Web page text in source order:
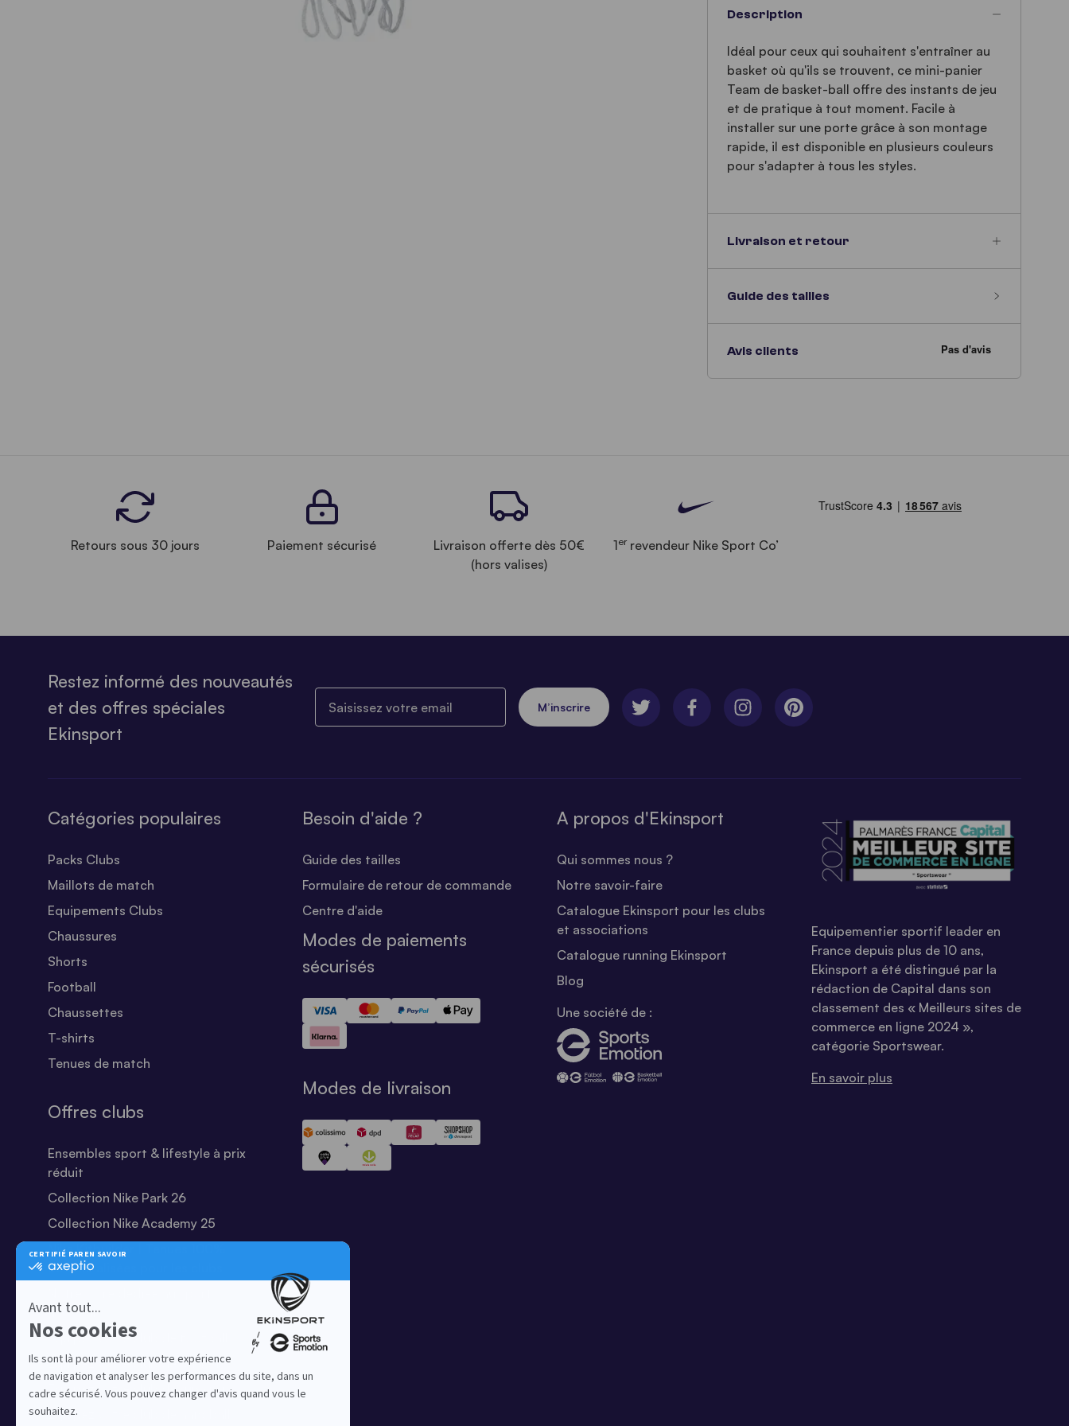
Description
Idéal pour ceux qui souhaitent s'entraîner au
basket où qu'ils se trouvent, ce mini-panier
Team de basket-ball offre des instants de jeu
et de pratique à tout moment. Facile à
installer sur une porte grâce à son montage
rapide, il est disponible en plusieurs couleurs
pour s'adapter à tous les styles.
Livraison et retour
Guide des tailles
Avis clients
Retours sous 30 jours Paiement sécurisé
Livraison offerte dès 50€
(hors valises)
1errevendeur Nike Sport Co’
Restez informé des nouveautés
et des offres spéciales
Ekinsport
M’inscrire
Catégories populaires
Packs Clubs
Maillots de match
Equipements Clubs
Chaussures
Shorts
Football
Chaussettes
T-shirts
Tenues de match
Offres clubs
Ensembles sport & lifestyle à prix
réduit
Collection Nike Park 26
Collection Nike Academy 25
Nike Kitbuilder | Tenues 100%
personnalisées pour les clubs
amateur
Equipez votre club de football
Equipez votre club de basket
Equipez votre club de running
Equipez votre club de handball
Besoin d'aide ?
Guide des tailles
Formulaire de retour de commande
Centre d'aide
Modes de paiements
sécurisés
Modes de livraison
A propos d'Ekinsport
Qui sommes nous ?
Notre savoir-faire
Catalogue Ekinsport pour les clubs
et associations
Catalogue running Ekinsport
Blog
Une société de :
Equipementier sportif leader en
France depuis plus de 10 ans,
Ekinsport a été distingué par la
rédaction de Capital dans son
classement des « Meilleurs sites de
commerce en ligne 2024 »,
catégorie Sportswear.
En savoir plus